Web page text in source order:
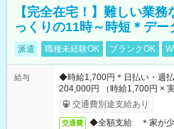
【完全在宅！】難しい業
っくりの11時～時短＊デー
派遣 職種未経験OK ブランクOK
給与
◆時給1,700円＊日払い・週
204,000円 （時給1,700円 ×
交通費別途支給あり
交通費 ◆全額支給 ＊家が少